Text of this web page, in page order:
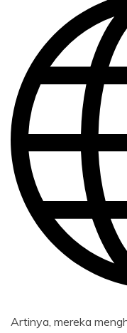
Artinya, mereka